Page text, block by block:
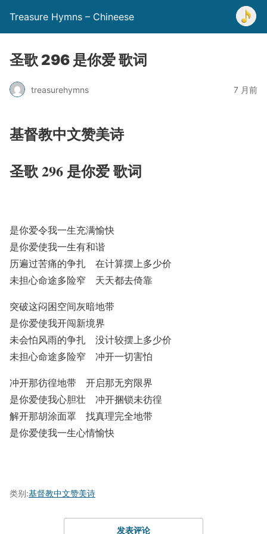
Treasure Hymns – Chineese
圣歌 296 是你爱 歌词
treasurehymns 7 月前
基督教中文赞美诗
圣歌 296 是你爱 歌词
是你爱令我一生充满愉快
是你爱使我一生有和谐
历遍过苦痛的争扎 在计算摆上多少价
未担心命途多险窄 天天都去倚靠
突破这闷困空间灰暗地带
是你爱使我开闯新境界
未会怕风雨的争扎 没计较摆上多少价
未担心命途多险窄 冲开一切害怕
冲开那彷徨地带 开启那无穷限界
是你爱使我心胆壮 冲开捆锁未彷徨
解开那胡涂面罩 找真理完全地带
是你爱使我一生心情愉快
类别:基督教中文赞美诗
发表评论